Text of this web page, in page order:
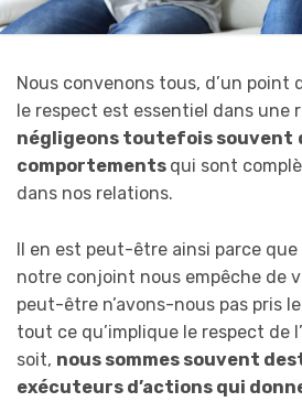
Nous convenons tous, d’un point
le respect est essentiel dans une
négligeons toutefois souvent
comportements qui sont
dans nos relations.
Il en est peut-être ainsi parce que
notre conjoint nous empêche de
peut-être n’avons-nous pas pris
tout ce qu’implique le respect de
soit, nous sommes souvent
exécuteurs d’actions qui